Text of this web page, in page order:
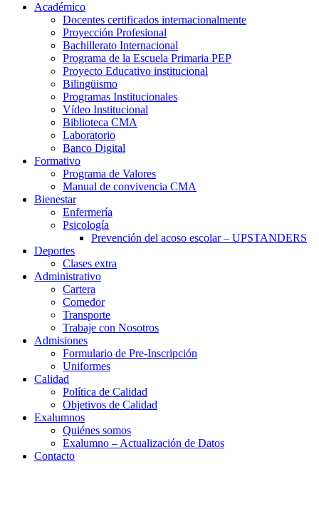
Académico
Docentes certificados internacionalmente
Proyección Profesional
Bachillerato Internacional
Programa de la Escuela Primaria PEP
Proyecto Educativo institucional
Bilingüismo
Programas Institucionales
Vídeo Institucional
Biblioteca CMA
Laboratorio
Banco Digital
Formativo
Programa de Valores
Manual de convivencia CMA
Bienestar
Enfermería
Psicología
Prevención del acoso escolar – UPSTANDERS
Deportes
Clases extra
Administrativo
Cartera
Comedor
Transporte
Trabaje con Nosotros
Admisiones
Formulario de Pre-Inscripción
Uniformes
Calidad
Política de Calidad
Objetivos de Calidad
Exalumnos
Quiénes somos
Exalumno – Actualización de Datos
Contacto